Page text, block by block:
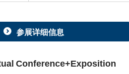
参展详细信息
Conference+Exposition